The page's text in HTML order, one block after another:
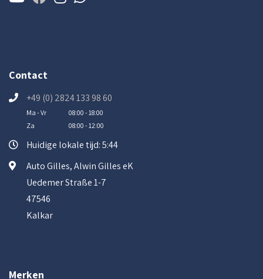
Contact
+49 (0) 2824 133 98 60
Ma - Vr
08:00 - 18:00
Za
08:00 - 12:00
Huidige lokale tijd: 5:44
Auto Gilles, Alwin Gilles eK
Uedemer Straße 1-7
47546
Kalkar
Merken